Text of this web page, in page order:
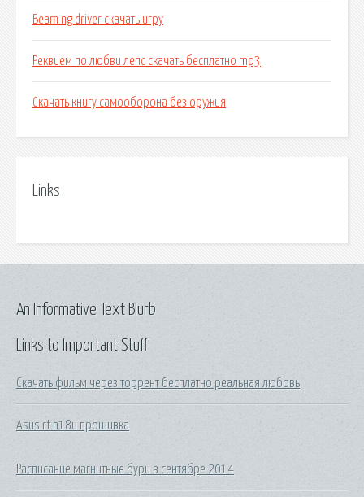
Beam ng driver скачать игру
Реквием по любви лепс скачать бесплатно mp3
Скачать книгу самооборона без оружия
Links
Links to Important Stuff
Скачать фильм через торрент бесплатно реальная любовь
Asus rt n18u прошивка
Расписание магнитные бури в сентябре 2014
An Informative Text Blurb